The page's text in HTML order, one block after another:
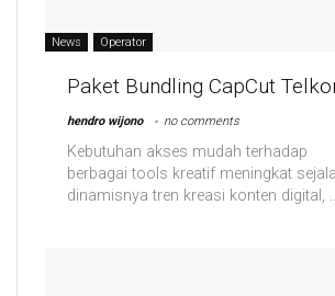
News Operator
Paket Bundling CapCut
hendro wijono no comments
Kebutuhan akses mudah terhadap
berbagai tools kreatif meningkat
dinamisnya tren kreasi konten digital,